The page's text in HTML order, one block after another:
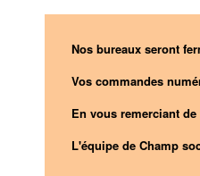
Nos bureaux seront
Vos commandes
En vous remerciant
L'équipe de Champ